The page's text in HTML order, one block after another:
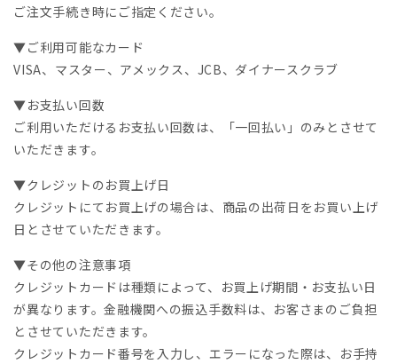
ご注文手続き時にご指定ください。
▼ご利用可能なカード
VISA、マスター、アメックス、JCB、ダイナースクラブ
▼お支払い回数
ご利用いただけるお支払い回数は、「一回払い」のみとさせて
いただきます。
▼クレジットのお買上げ日
クレジットにてお買上げの場合は、商品の出荷日をお買い上げ
日とさせていただきます。
▼その他の注意事項
クレジットカードは種類によって、お買上げ期間・お支払い日
が異なります。金融機関への振込手数料は、お客さまのご負担
とさせていただきます。
クレジットカード番号を入力し、エラーになった際は、お手持